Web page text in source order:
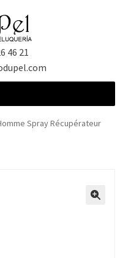
46 21
Spray Récupérateur